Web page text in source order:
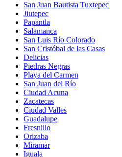
San Juan Bautista Tuxtepec
Jiutepec
Papantla
Salamanca
San Luis Río Colorado
San Cristóbal de las Casas
Delicias
Piedras Negras
Playa del Carmen
San Juan del Río
Ciudad Acuna
Zacatecas
Ciudad Valles
Guadalupe
Fresnillo
Orizaba
Miramar
Iguala